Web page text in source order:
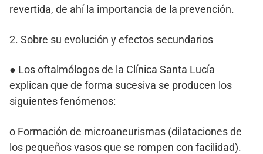
revertida, de ahí la importancia de la prevención.
2. Sobre su evolución y efectos secundarios
● Los oftalmólogos de la Clínica Santa Lucía
explican que de forma sucesiva se producen los
siguientes fenómenos:
o Formación de microaneurismas (dilataciones de
los pequeños vasos que se rompen con facilidad).